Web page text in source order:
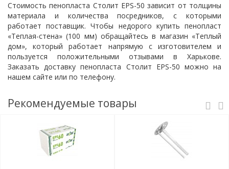
Стоимость пенопласта Столит EPS-50 зависит от толщины
материала и количества посредников, с которыми
работает поставщик. Чтобы недорого купить пенопласт
«Теплая-стена» (100 мм) обращайтесь в магазин «Теплый
дом», который работает напрямую с изготовителем и
пользуется положительными отзывами в Харькове.
Заказать доставку пенопласта Столит EPS-50 можно на
нашем сайте или по телефону.
Рекомендуемые товары